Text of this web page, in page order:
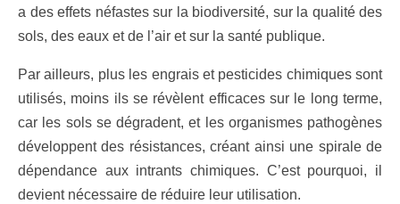
a des effets néfastes sur la biodiversité, sur la qualité des
sols, des eaux et de l’air et sur la santé publique.
Par ailleurs, plus les engrais et pesticides chimiques sont
utilisés, moins ils se révèlent efficaces sur le long terme,
car les sols se dégradent, et les organismes pathogènes
développent des résistances, créant ainsi une spirale de
dépendance aux intrants chimiques. C’est pourquoi, il
devient nécessaire de réduire leur utilisation.